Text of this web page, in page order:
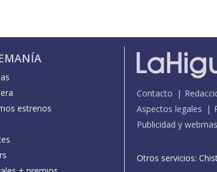
estrenos
Contacto
Aspectos legales
Publicidad y
Otros servicios: